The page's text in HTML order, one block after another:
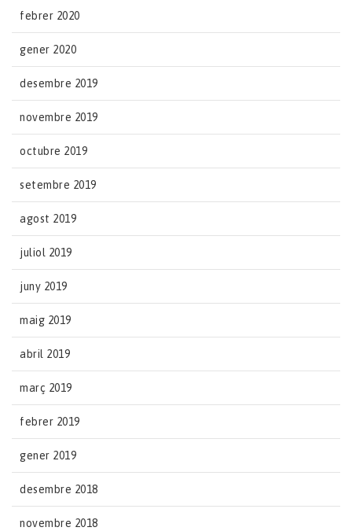
febrer 2020
gener 2020
desembre 2019
novembre 2019
octubre 2019
setembre 2019
agost 2019
juliol 2019
juny 2019
maig 2019
abril 2019
març 2019
febrer 2019
gener 2019
desembre 2018
novembre 2018